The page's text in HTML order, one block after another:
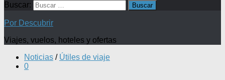
Buscar:
Por Descubrir
Viajes, vuelos, hoteles y ofertas
Noticias / Útiles de viaje
0